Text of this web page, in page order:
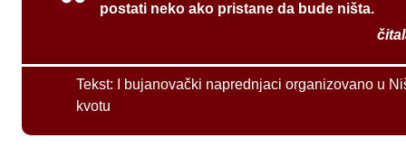
postati neko ako pristane da bude ništa.
Tekst:
I bujanovački naprednjaci organizovano u
kvotu